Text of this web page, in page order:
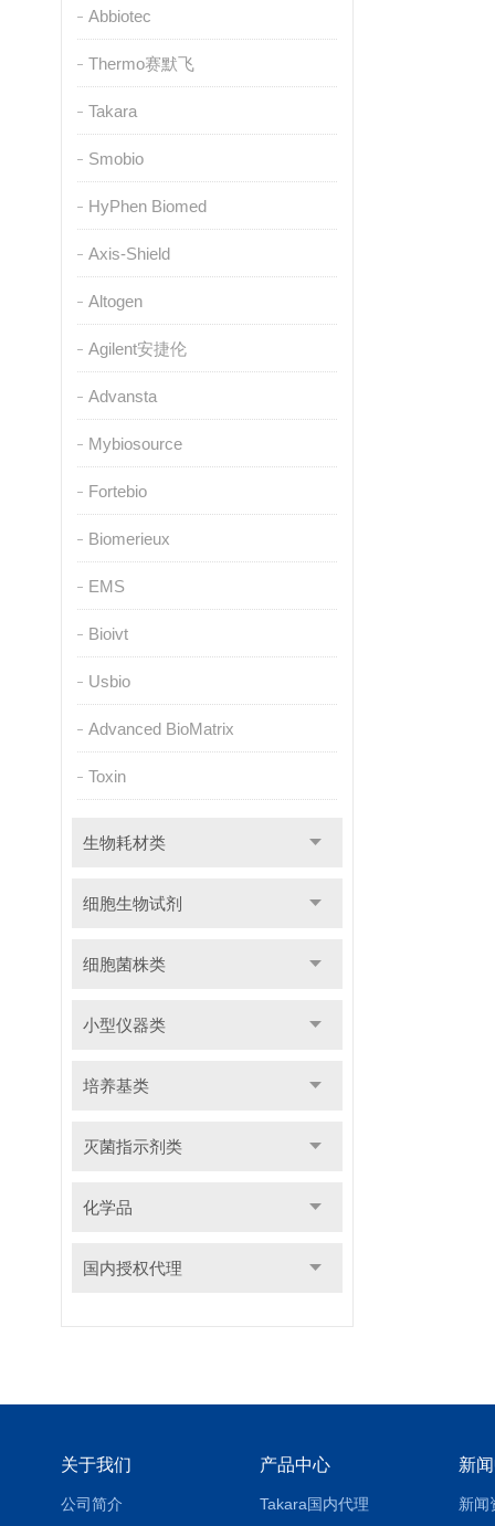
Abbiotec
Thermo赛默飞
Takara
Smobio
HyPhen Biomed
Axis-Shield
Altogen
Agilent安捷伦
Advansta
Mybiosource
Fortebio
Biomerieux
EMS
Bioivt
Usbio
Advanced BioMatrix
Toxin
生物耗材类
细胞生物试剂
细胞菌株类
小型仪器类
培养基类
灭菌指示剂类
化学品
国内授权代理
关于我们
公司简介
产品中心
Takara国内代理
新
新闻